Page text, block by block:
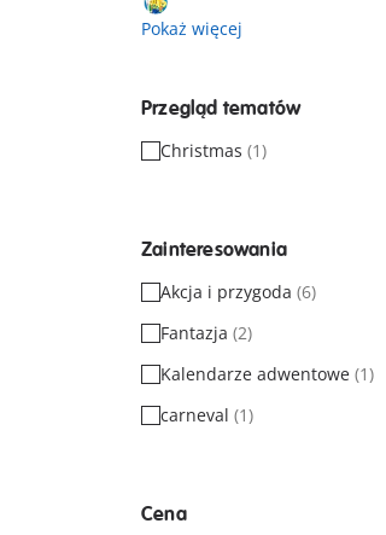
Pokaż więcej
Przegląd tematów
Christmas (1)
Zainteresowania
Akcja i przygoda (6)
Fantazja (2)
Kalendarze adwentowe (1)
carneval (1)
Cena